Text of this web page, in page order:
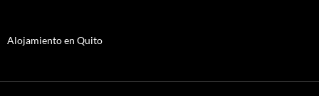
Alojamiento en Quito